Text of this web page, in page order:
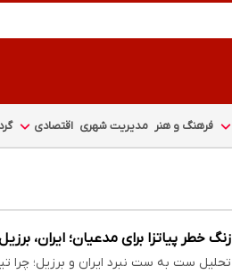
فرهنگ و هنر مدیریت شهری اقتصادی
زنگ خطر پیاتزا برای مدعیان؛ ایران،
تحلیل ست‌ به ست نبرد ایران و برزیل؛ چرا